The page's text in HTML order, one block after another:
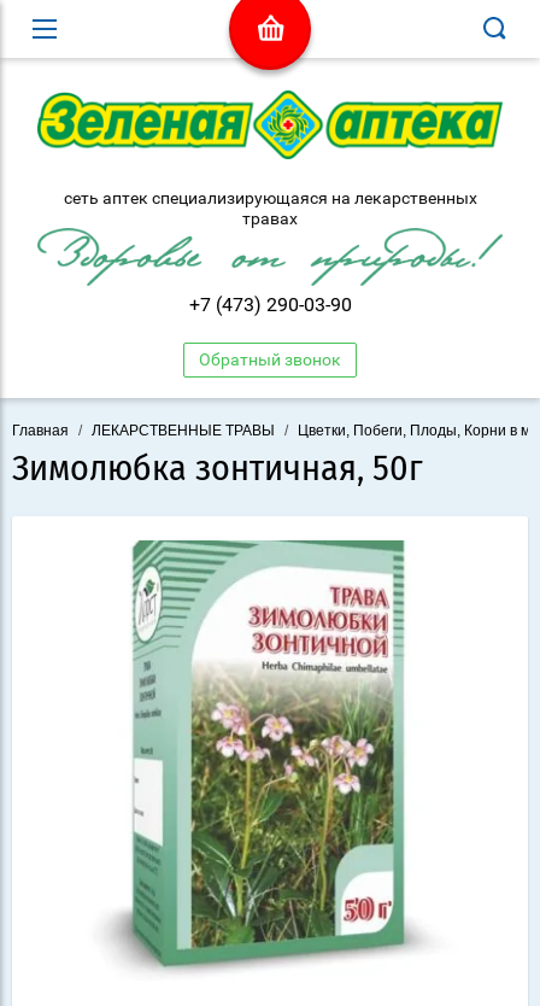
сеть аптек специализирующаяся на лекарственных
травах
+7 (473) 290-03-90
Обратный звонок
Главная / ЛЕКАРСТВЕННЫЕ ТРАВЫ / Цветки, Побеги, Плоды, Корни в
Зимолюбка зонтичная, 50г